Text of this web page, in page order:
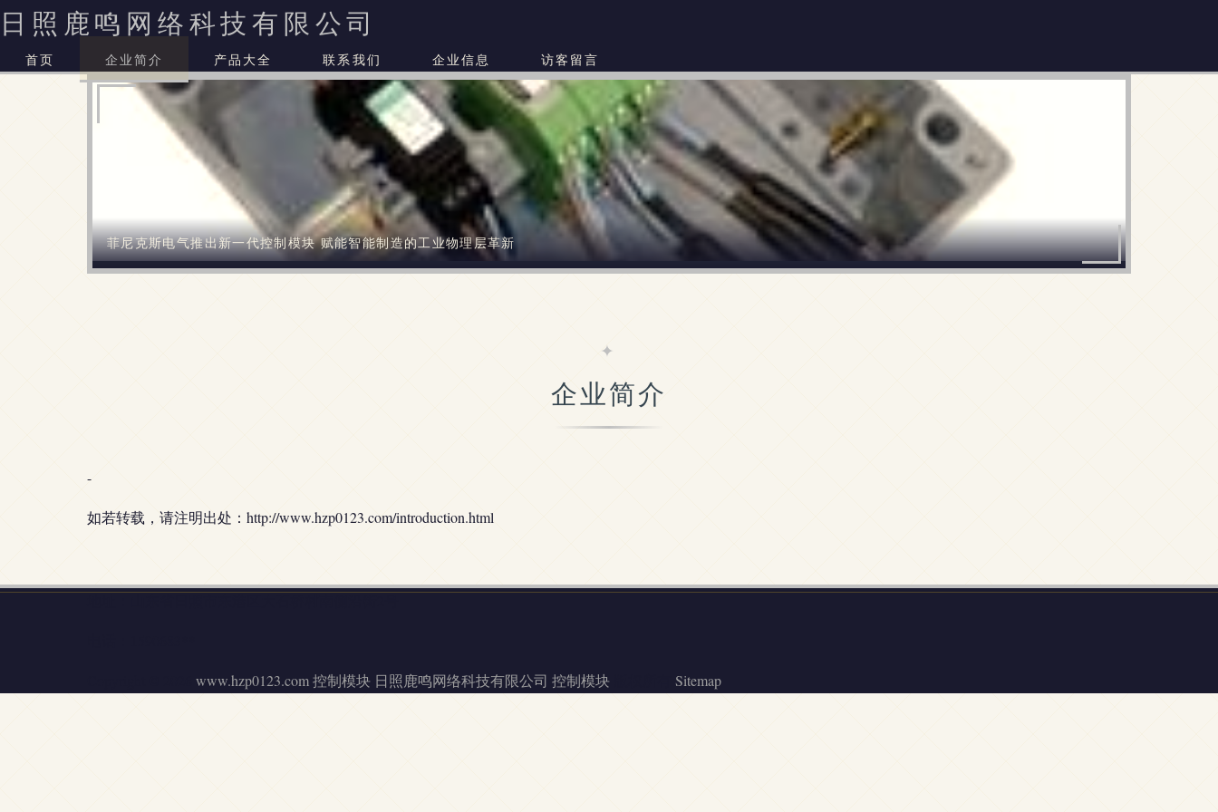
日照鹿鸣网络科技有限公司
首页 企业简介 产品大全 联系我们 企业信息 访客留言
菲尼克斯电气推出新一代控制模块 赋能智能制造的工业物理层革新
企业简介
-
如若转载，请注明出处：http://www.hzp0123.com/introduction.html
www.hzp0123.com控制模块 日照鹿鸣网络科技有限公司 控制模块 Sitemap